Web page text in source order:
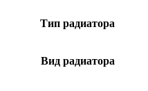
Тип радиатора
Вид радиатора